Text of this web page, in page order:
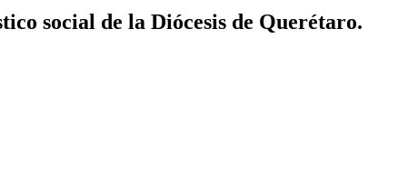
social de la Diócesis de Querétaro.